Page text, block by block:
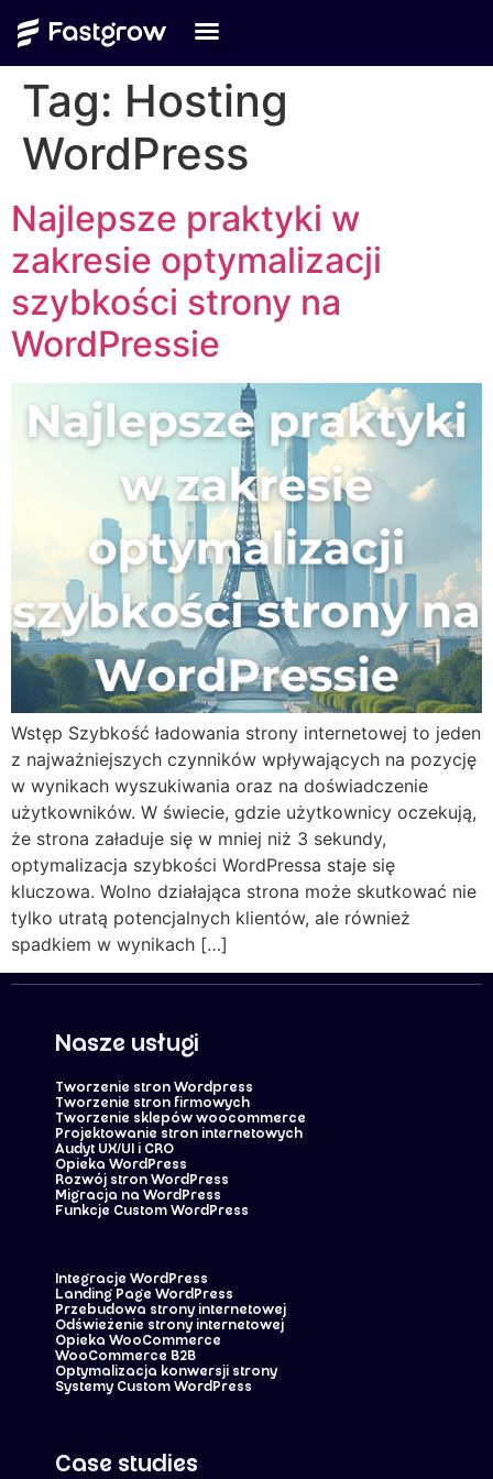
Tag: Hosting
WordPress
Najlepsze praktyki w
zakresie optymalizacji
szybkości strony na
WordPressie
Wstęp Szybkość ładowania strony internetowej to jeden
z najważniejszych czynników wpływających na pozycję
w wynikach wyszukiwania oraz na doświadczenie
użytkowników. W świecie, gdzie użytkownicy oczekują,
że strona załaduje się w mniej niż 3 sekundy,
optymalizacja szybkości WordPressa staje się
kluczowa. Wolno działająca strona może skutkować nie
tylko utratą potencjalnych klientów, ale również
spadkiem w wynikach […]
Nasze usługi
Tworzenie stron Wordpress
Tworzenie stron firmowych
Tworzenie sklepów woocommerce
Projektowanie stron internetowych
Audyt UX/UI i CRO
Opieka WordPress
Rozwój stron WordPress
Migracja na WordPress
Funkcje Custom WordPress
Integracje WordPress
Landing Page WordPress
Przebudowa strony internetowej
Odświeżenie strony internetowej
Opieka WooCommerce
WooCommerce B2B
Optymalizacja konwersji strony
Systemy Custom WordPress
Case studies